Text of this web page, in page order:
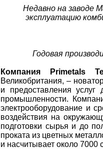
Недавно на заводе
эксплуатацию
Годовая
Компания Primetals
Великобритания, –
и предоставления услуг
промышленности.
электрооборудование и
воздействия на
подготовки сырья и до
проката из цветных
и насчитывает около 7000